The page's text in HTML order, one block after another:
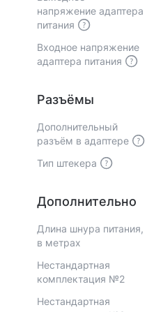
напряжение адаптера
питания
Входное напряжение
адаптера питания
Разъёмы
Дополнительный
разъём в адаптере
Тип штекера
Дополнительно
Длина шнура питания,
в метрах
Нестандартная
комплектация №2
Нестандартная